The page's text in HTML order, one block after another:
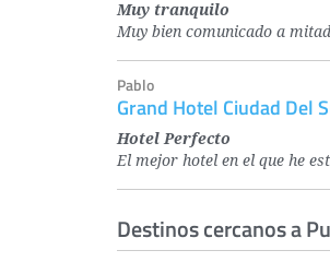
Muy tranquilo
Muy bien comunicado a
Pablo
Grand Hotel Ciudad Del
Hotel Perfecto
El mejor hotel en el que he
Destinos cercanos a